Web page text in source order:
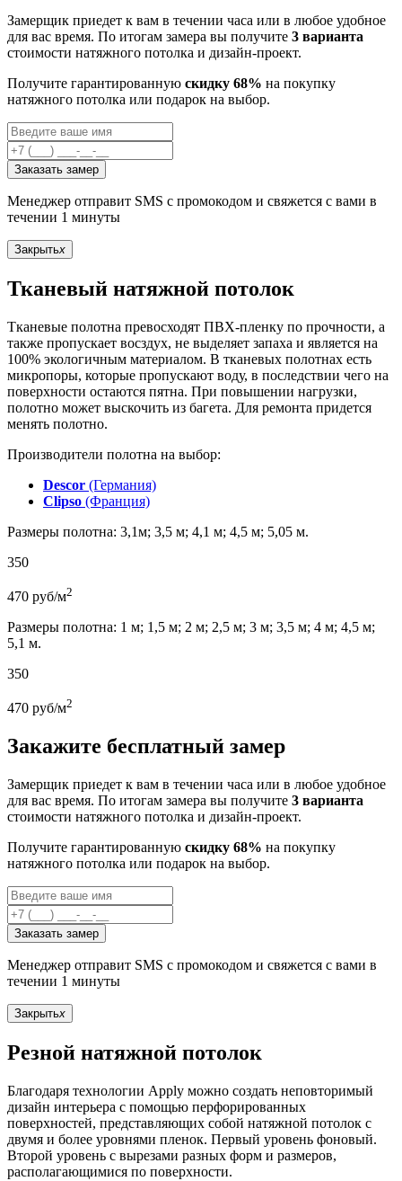
Замерщик приедет к вам в течении часа или в любое удобное
для вас время. По итогам замера вы получите 3 варианта
стоимости натяжного потолка и дизайн-проект.
Получите гарантированную скидку 68% на покупку
натяжного потолка или подарок на выбор.
Заказать замер
Менеджер отправит SMS с промокодом и свяжется с вами в
течении 1 минуты
Закрытьx
Тканевый натяжной потолок
Тканевые полотна превосходят ПВХ-пленку по прочности, а
также пропускает восздух, не выделяет запаха и является на
100% экологичным материалом. В тканевых полотнах есть
микропоры, которые пропускают воду, в последствии чего на
поверхности остаются пятна. При повышении нагрузки,
полотно может выскочить из багета. Для ремонта придется
менять полотно.
Производители полотна на выбор:
Descor (Германия)
Clipso (Франция)
Размеры полотна: 3,1м; 3,5 м; 4,1 м; 4,5 м; 5,05 м.
350
470 руб/м2
Размеры полотна: 1 м; 1,5 м; 2 м; 2,5 м; 3 м; 3,5 м; 4 м; 4,5 м;
5,1 м.
350
470 руб/м2
Закажите бесплатный замер
Замерщик приедет к вам в течении часа или в любое удобное
для вас время. По итогам замера вы получите 3 варианта
стоимости натяжного потолка и дизайн-проект.
Получите гарантированную скидку 68% на покупку
натяжного потолка или подарок на выбор.
Заказать замер
Менеджер отправит SMS с промокодом и свяжется с вами в
течении 1 минуты
Закрытьx
Резной натяжной потолок
Благодаря технологии Apply можно создать неповторимый
дизайн интерьера с помощью перфорированных
поверхностей, представляющих собой натяжной потолок с
двумя и более уровнями пленок. Первый уровень фоновый.
Второй уровень с вырезами разных форм и размеров,
располагающимися по поверхности.